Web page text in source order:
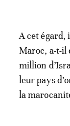
A cet égard,
Maroc, a-t-il
million
leur pays
la